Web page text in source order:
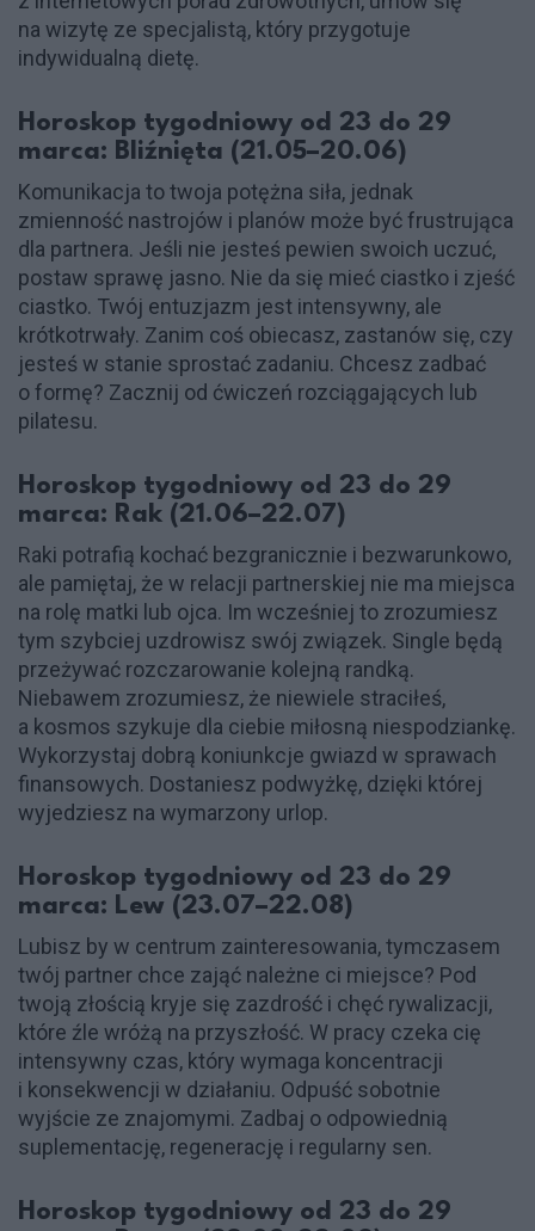
na wizytę ze specjalistą, który przygotuje
indywidualną dietę.
Horoskop tygodniowy od 23 do 29
marca: Bliźnięta (21.05–20.06)
Komunikacja to twoja potężna siła, jednak
zmienność nastrojów i planów może być frustrująca
dla partnera. Jeśli nie jesteś pewien swoich uczuć,
postaw sprawę jasno. Nie da się mieć ciastko i zjeść
ciastko. Twój entuzjazm jest intensywny, ale
krótkotrwały. Zanim coś obiecasz, zastanów się, czy
jesteś w stanie sprostać zadaniu. Chcesz zadbać
o formę? Zacznij od ćwiczeń rozciągających lub
pilatesu.
Horoskop tygodniowy od 23 do 29
marca: Rak (21.06–22.07)
Raki potrafią kochać bezgranicznie i bezwarunkowo,
ale pamiętaj, że w relacji partnerskiej nie ma miejsca
na rolę matki lub ojca. Im wcześniej to zrozumiesz
tym szybciej uzdrowisz swój związek. Single będą
przeżywać rozczarowanie kolejną randką.
Niebawem zrozumiesz, że niewiele straciłeś,
a kosmos szykuje dla ciebie miłosną niespodziankę.
Wykorzystaj dobrą koniunkcje gwiazd w sprawach
finansowych. Dostaniesz podwyżkę, dzięki której
wyjedziesz na wymarzony urlop.
Horoskop tygodniowy od 23 do 29
marca: Lew (23.07–22.08)
Lubisz by w centrum zainteresowania, tymczasem
twój partner chce zająć należne ci miejsce? Pod
twoją złością kryje się zazdrość i chęć rywalizacji,
które źle wróżą na przyszłość. W pracy czeka cię
intensywny czas, który wymaga koncentracji
i konsekwencji w działaniu. Odpuść sobotnie
wyjście ze znajomymi. Zadbaj o odpowiednią
suplementację, regenerację i regularny sen.
Horoskop tygodniowy od 23 do 29